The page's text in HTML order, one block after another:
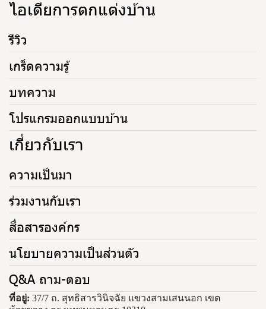
ไอเดียการตกแต่งบ้าน
รีวิว
เกร็ดความรู้
บทความ
โปรแกรมออกแบบบ้าน
เกี่ยวกับเรา
ความเป็นมา
ร่วมงานกับเรา
สื่อสารองค์กร
นโยบายความเป็นส่วนตัว
Q&A ถาม-ตอบ
ที่อยู่: 37/7 ถ. สุทธิสารวินิจฉัย แขวงสามเสนนอก เขต